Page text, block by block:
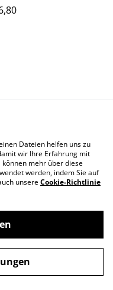
Datenschutz
by
Dateien helfen uns zu
wir Ihre Erfahrung mit
mehr über diese
werden, indem Sie auf
unsereCookie-Richtlinie